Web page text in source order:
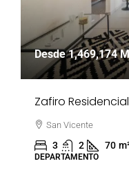
Desde1,469,174
Zafiro
San Vicente
3 2 70
DEPARTAMENTO